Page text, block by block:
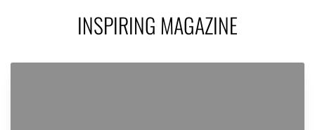
INSPIRING MAGAZINE